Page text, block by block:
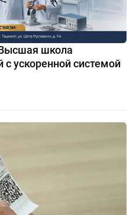
школа
с ускоренной системой